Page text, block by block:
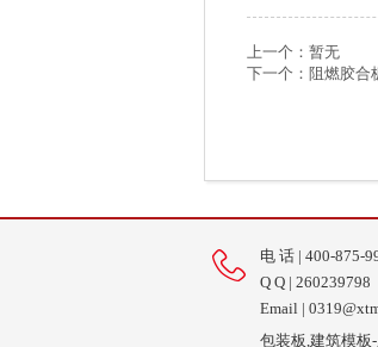
上一个： 暂无
下一个： 阻燃胶合
电 话 | 400-875-
Q Q | 260239798
Email |
包装板,建筑模板